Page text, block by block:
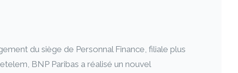
du siège de Personnal Finance, filiale plus
BNP Paribas a réalisé un nouvel